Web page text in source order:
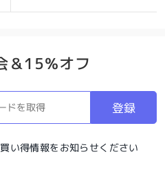
＆15％オフ
登録
い得情報をお知らせください